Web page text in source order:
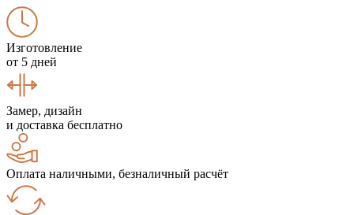
Изготовление
от 5 дней
Замер, дизайн
и доставка бесплатно
Оплата наличными, безналичный расчёт